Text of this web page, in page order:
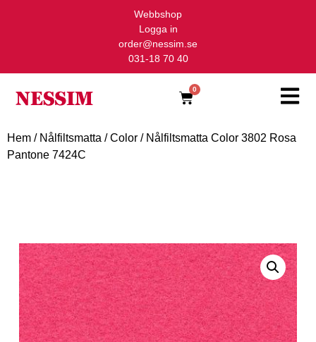
Webbshop
Logga in
order@nessim.se
031-18 70 40
0
Hem / Nålfiltsmatta /Color / Nålfiltsmatta Color 3802 Rosa
Pantone 7424C